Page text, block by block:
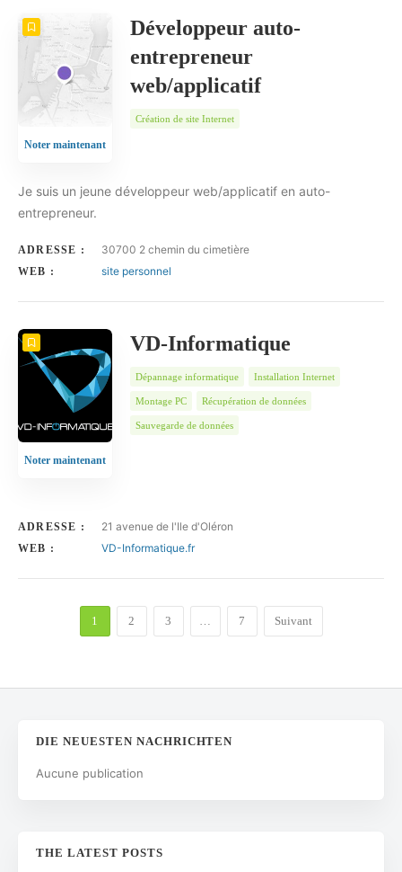
Noter maintenant
Développeur auto-
entrepreneur
web/applicatif
Création de site Internet
Je suis un jeune développeur web/applicatif en auto-
entrepreneur.
ADRESSE : 30700 2 chemin du cimetière
WEB : site personnel
Noter maintenant
VD-Informatique
Dépannage informatique Installation Internet
Montage PC Récupération de données
Sauvegarde de données
ADRESSE : 21 avenue de l'Ile d'Oléron
WEB : VD-Informatique.fr
1 2 3 … 7 Suivant
DIE NEUESTEN NACHRICHTEN
Aucune publication
THE LATEST POSTS